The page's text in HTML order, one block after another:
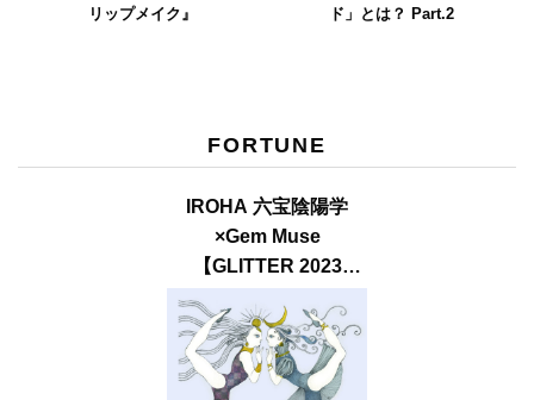
リップメイク』
ド」とは？ Part.2
FORTUNE
IROHA 六宝陰陽学
×Gem Muse
【GLITTER 2023
SUMMER issue】